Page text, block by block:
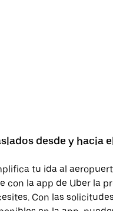
desde y hacia
tu ida al
con la app de Uber la
Con las